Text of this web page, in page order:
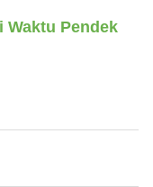
Waktu Pendek